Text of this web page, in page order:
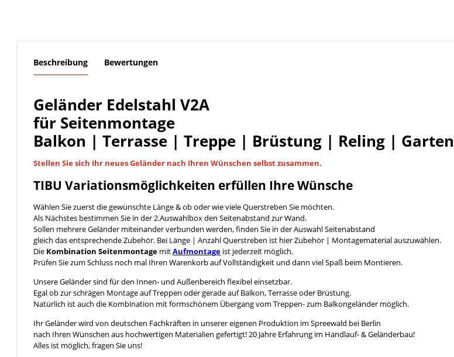
Beschreibung Bewertungen
Geländer Edelstahl V2A
für Seitenmontage
Balkon | Terrasse | Treppe | Brüstung | Reling | Garten
Stellen Sie sich Ihr neues Geländer nach Ihren Wünschen selbstzusammen.
TIBU Variationsmöglichkeiten erfüllen Ihre Wünsche
Wählen Sie zuerst die gewünschte Länge & ob oder wie viele Querstreben Sie möchten.
Als Nächstes bestimmen Sie in der 2.Auswahlbox den Seitenabstand zur Wand.
Sollen mehrere Geländer miteinander verbunden werden, finden Sie in der Auswahl Seitenabstand
gleich das entsprechende Zubehör. Bei Länge | Anzahl Querstreben ist hier Zubehör | Montagematerial auszuwählen.
Die Kombination Seitenmontage mitAufmontage ist jederzeit möglich.
Prüfen Sie zum Schluss noch mal Ihren Warenkorb auf Vollständigkeit und dann viel Spaß beim Montieren.
Unsere Geländer sind für den Innen- und Außenbereich flexibel einsetzbar.
Egal ob zur schrägen Montage auf Treppen oder gerade auf Balkon, Terrasse oder Brüstung.
Natürlich ist auch die Kombination mit formschönem Übergang vom Treppen- zum Balkongeländer möglich.
Ihr Geländer wird von deutschen Fachkräften in unserer eigenen Produktion im Spreewald bei Berlin
nach Ihren Wünschen aus hochwertigen Materialien gefertigt! 20 Jahre Erfahrung im Handlauf- & Geländerbau!
Alles ist möglich, fragen Sie uns!